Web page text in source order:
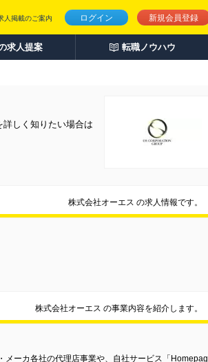
ログイン 新規会員登録
人掲載のご案内
求人提案 転職ノウハウ
しく知りたい場合は
株式会社オーエス の求人情報です。
株式会社オーエス の事業内容を紹介します。
メーカ各社の代理店事業や、自社サービス「Homepag